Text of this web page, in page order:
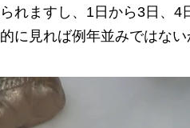
れますし、1日から3日、
に見れば例年並みではない